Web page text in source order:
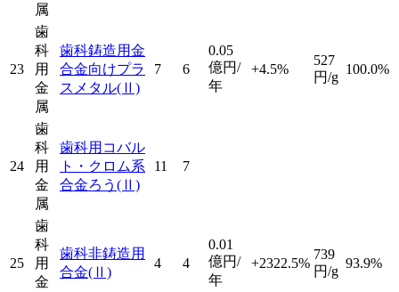
属
23
歯
科
用
金
属
歯科鋳造用金
合金向けプラ
スメタル(Ⅱ)
7 6
0.05
億円/
年
+4.5%
527
円/g
100.0%
24
歯
科
用
金
属
歯科用コバル
ト・クロム系
合金ろう (Ⅱ)
11 7
25
歯
科
用
金
歯科非鋳造用
合金(Ⅱ)
4 4
0.01
億円/
年
+2322.5%
739
円/g
93.9%